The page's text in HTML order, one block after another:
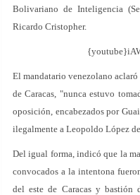
Bolivariano de Inteligencia
Ricardo Cristopher.
El mandatario venezolano
de Caracas, "nunca estuvo
oposición, encabezados por
ilegalmente a Leopoldo López
Del igual forma, indicó que la
convocados a la intentona
del este de Caracas y bastión